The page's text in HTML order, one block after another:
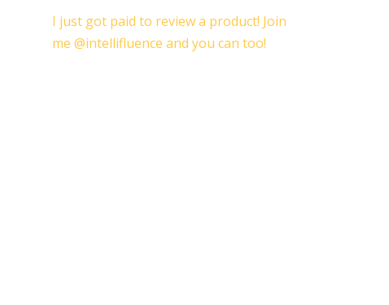
I just got paid to review a product! Join
me @intellifluence and you can too!